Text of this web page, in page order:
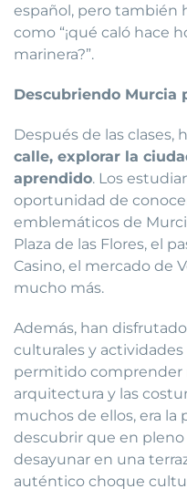
español, pero también
como “¡qué caló hace
marinera?”.
Descubriendo Murcia
Después de las clases,
calle, explorar la
aprendido. Los
oportunidad de
emblemáticos de
Plaza de las Flores, el
Casino, el mercado de
mucho más.
Además, han
culturales y
permitido comprender
arquitectura y las
muchos de ellos, era la
descubrir que en
desayunar en una
auténtico choque